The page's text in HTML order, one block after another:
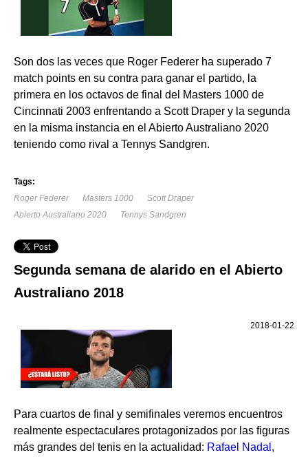
Son dos las veces que Roger Federer ha superado 7
match points en su contra para ganar el partido, la
primera en los octavos de final del Masters 1000 de
Cincinnati 2003 enfrentando a Scott Draper y la segunda
en la misma instancia en el Abierto Australiano 2020
teniendo como rival a Tennys Sandgren.
Tags:
Roger Federer
Masters 1000
Scott Draper
Abierto Australiano 2020
Tennys Sandgren
Segunda semana de alarido en el Abierto
Australiano 2018
2018-01-22
Para cuartos de final y semifinales veremos encuentros
realmente espectaculares protagonizados por las figuras
más grandes del tenis en la actualidad: Rafael Nadal ,